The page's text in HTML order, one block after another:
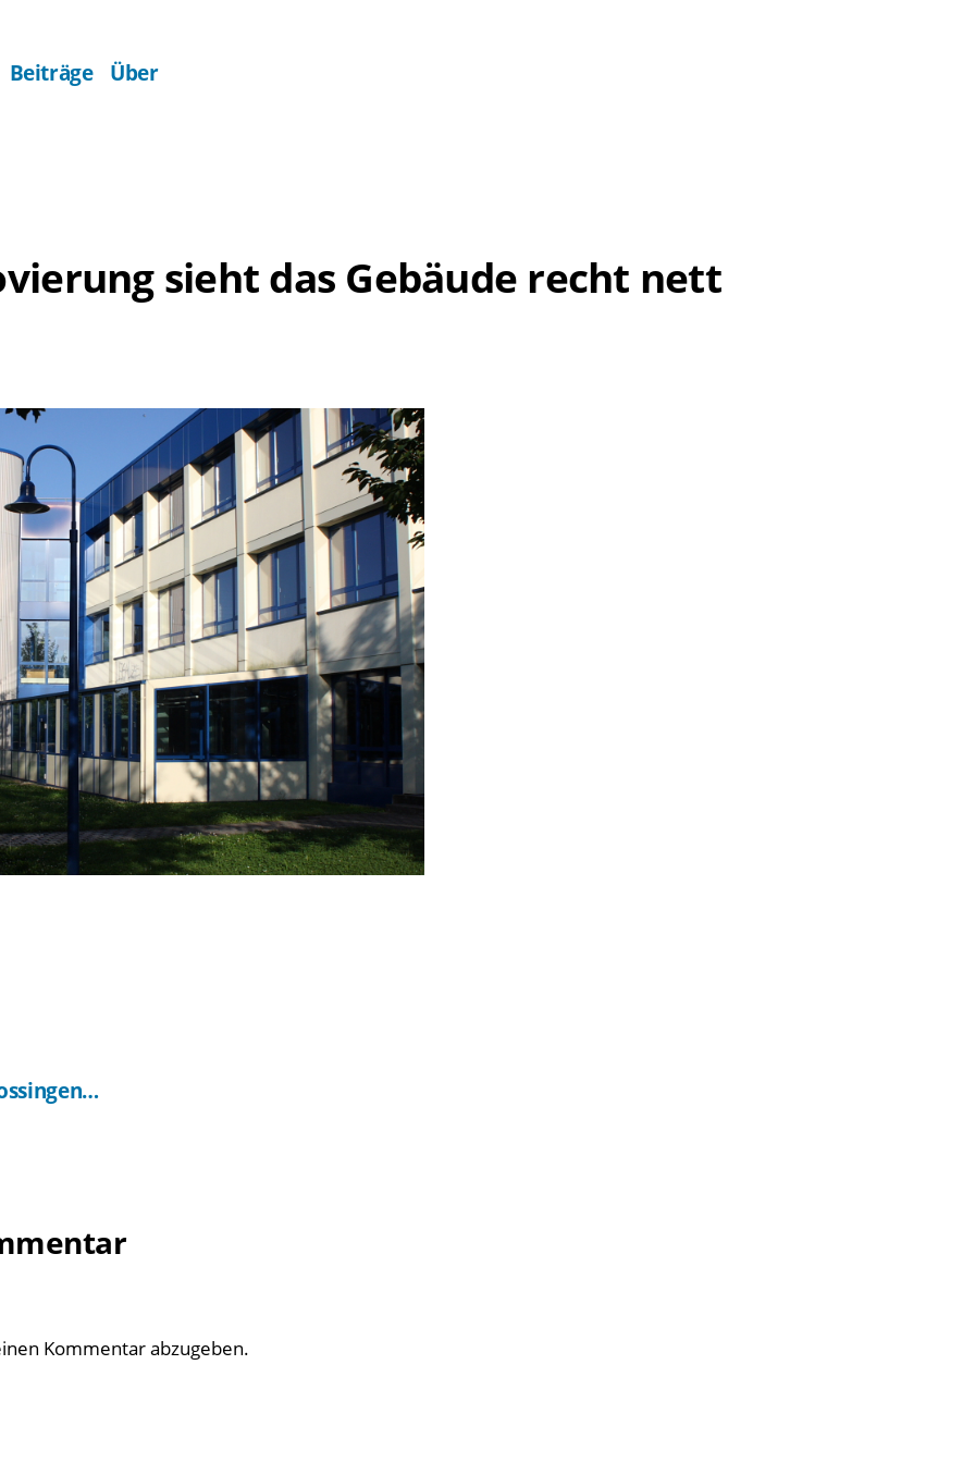
Beiträge Über
sieht das Gebäude recht nett
Kommentar abzugeben.